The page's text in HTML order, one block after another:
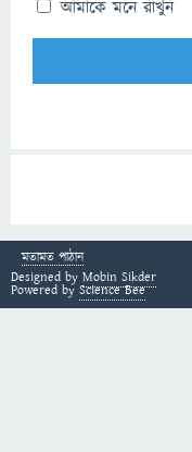
আমাকে মনে রাখুন
মতামত পাঠান
Designed by Mobin Sikder
Powered by Science Bee